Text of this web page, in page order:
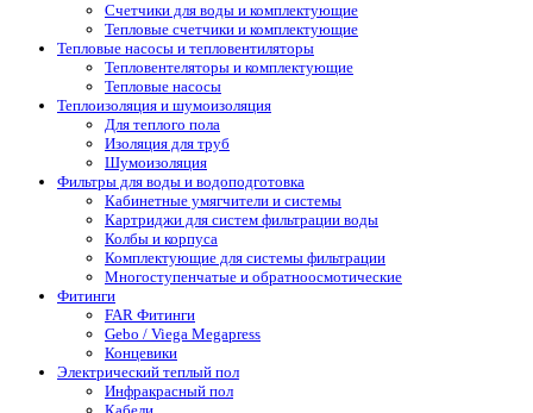
Счетчики для воды и комплектующие
Тепловые счетчики и комплектующие
Тепловые насосы и тепловентиляторы
Тепловентеляторы и комплектующие
Тепловые насосы
Теплоизоляция и шумоизоляция
Для теплого пола
Изоляция для труб
Шумоизоляция
Фильтры для воды и водоподготовка
Кабинетные умягчители и системы
Картриджи для систем фильтрации воды
Колбы и корпуса
Комплектующие для системы фильтрации
Многоступенчатые и обратноосмотические
Фитинги
FAR Фитинги
Gebo / Viega Megapress
Концевики
Электрический теплый пол
Инфракрасный пол